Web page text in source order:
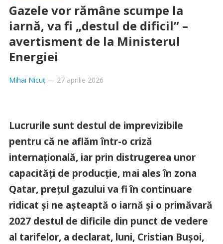
Gazele vor rămâne scumpe la
iarnă, va fi „destul de dificil” –
avertisment de la Ministerul
Energiei
Mihai Nicuț— 27 aprilie 2026
Lucrurile sunt destul de imprevizibile
pentru că ne aflăm într-o criză
internaţională, iar prin distrugerea unor
capacităţi de producţie, mai ales în zona
Qatar, preţul gazului va fi în continuare
ridicat şi ne aşteaptă o iarnă şi o primăvară
2027 destul de dificile din punct de vedere
al tarifelor, a declarat, luni, Cristian Buşoi,